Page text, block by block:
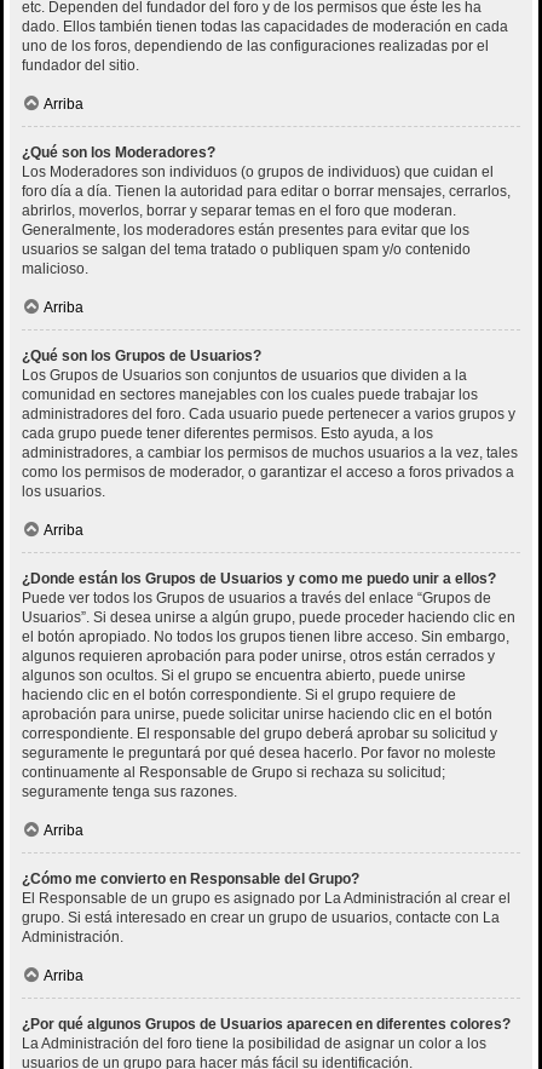
etc. Dependen del fundador del foro y de los permisos que éste les ha
dado. Ellos también tienen todas las capacidades de moderación en cada
uno de los foros, dependiendo de las configuraciones realizadas por el
fundador del sitio.
Arriba
¿Qué son los Moderadores?
Los Moderadores son individuos (o grupos de individuos) que cuidan el
foro día a día. Tienen la autoridad para editar o borrar mensajes, cerrarlos,
abrirlos, moverlos, borrar y separar temas en el foro que moderan.
Generalmente, los moderadores están presentes para evitar que los
usuarios se salgan del tema tratado o publiquen spam y/o contenido
malicioso.
Arriba
¿Qué son los Grupos de Usuarios?
Los Grupos de Usuarios son conjuntos de usuarios que dividen a la
comunidad en sectores manejables con los cuales puede trabajar los
administradores del foro. Cada usuario puede pertenecer a varios grupos y
cada grupo puede tener diferentes permisos. Esto ayuda, a los
administradores, a cambiar los permisos de muchos usuarios a la vez, tales
como los permisos de moderador, o garantizar el acceso a foros privados a
los usuarios.
Arriba
¿Donde están los Grupos de Usuarios y como me puedo unir a ellos?
Puede ver todos los Grupos de usuarios a través del enlace “Grupos de
Usuarios”. Si desea unirse a algún grupo, puede proceder haciendo clic en
el botón apropiado. No todos los grupos tienen libre acceso. Sin embargo,
algunos requieren aprobación para poder unirse, otros están cerrados y
algunos son ocultos. Si el grupo se encuentra abierto, puede unirse
haciendo clic en el botón correspondiente. Si el grupo requiere de
aprobación para unirse, puede solicitar unirse haciendo clic en el botón
correspondiente. El responsable del grupo deberá aprobar su solicitud y
seguramente le preguntará por qué desea hacerlo. Por favor no moleste
continuamente al Responsable de Grupo si rechaza su solicitud;
seguramente tenga sus razones.
Arriba
¿Cómo me convierto en Responsable del Grupo?
El Responsable de un grupo es asignado por La Administración al crear el
grupo. Si está interesado en crear un grupo de usuarios, contacte con La
Administración.
Arriba
¿Por qué algunos Grupos de Usuarios aparecen en diferentes colores?
La Administración del foro tiene la posibilidad de asignar un color a los
usuarios de un grupo para hacer más fácil su identificación.